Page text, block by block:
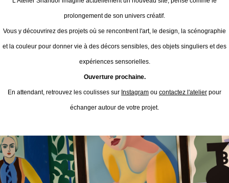
prolongement de son univers créatif.
Vous y découvrirez des projets où se rencontrent l'art, le design, la scénographie
et la couleur pour donner vie à des décors sensibles, des objets singuliers et des
expériences sensorielles.
Ouverture prochaine.
En attendant, retrouvez les coulisses sur Instagram ou contactez l'atelier pour
échanger autour de votre projet.